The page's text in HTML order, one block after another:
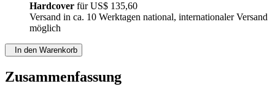
Hardcover fürUS$ 135,60
Versand in ca. 10 Werktagen national, internationaler Versand
möglich
In den Warenkorb
Zusammenfassung